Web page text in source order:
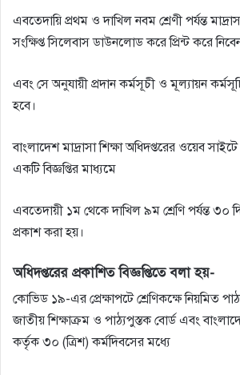
এবতেদায়ি প্রথম ও দাখিল নবম শ্রেণী পর্যন্ত
সংক্ষিপ্ত সিলেবাস ডাউনলোড করে প্রিন্ট করে
এবং সে অনুযায়ী প্রদান কর্মসূচী ও মূল্যায়ন
হবে।
বাংলাদেশ মাদ্রাসা শিক্ষা অধিদপ্তরের ওয়েব
একটি বিজ্ঞপ্তির মাধ্যমে
এবতেদায়ী ১ম থেকে দাখিল ৯ম শ্রেণি পর্যন্ত ৩০
প্রকাশ করা হয়।
অধিদপ্তরের প্রকাশিত বিজ্ঞপ্তিতে বলা হয়-
কোভিড ১৯-এর প্রেক্ষাপটে শ্রেণিকক্ষে নিয়মিত
জাতীয় শিক্ষাক্রম ও পাঠ্যপুস্তক বাের্ড এবং
কর্তৃক ৩০ (ত্রিশ) কর্মদিবসের মধ্যে